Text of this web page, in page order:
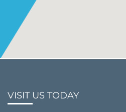
VISIT US TODAY